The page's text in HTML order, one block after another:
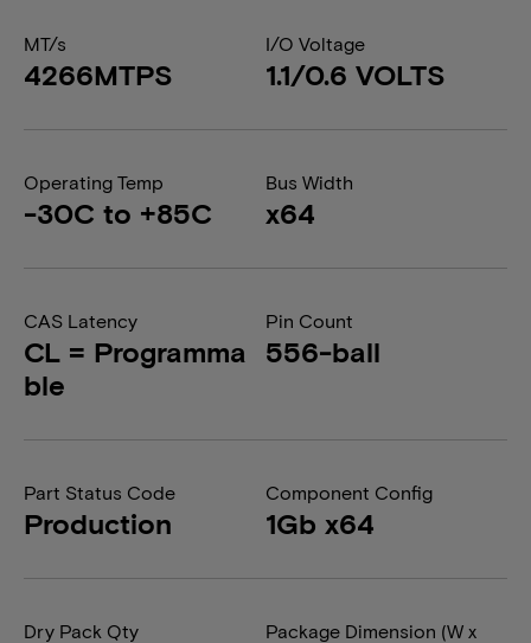
MT/s
4266MTPS
I/O Voltage
1.1/0.6 VOLTS
Operating Temp
-30C to +85C
Bus Width
x64
CAS Latency
CL = Programma
ble
Pin Count
556-ball
Part Status Code
Production
Component Config
1Gb x64
Dry Pack Qty
Package Dimension (W x